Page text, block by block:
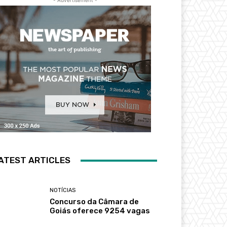
ARTICLES
NOTÍCIAS
Concurso da Câmara de
Goiás oferece 9254 vagas